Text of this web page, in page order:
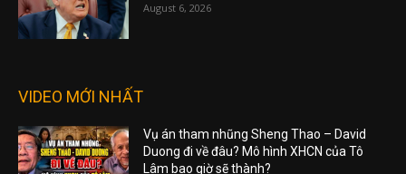
August 6, 2026
VIDEO MỚI NHẤT
Vụ án tham nhũng Sheng Thao – David
Duong đi về đâu? Mô hình XHCN của Tô
Lâm bao giờ sẽ thành?